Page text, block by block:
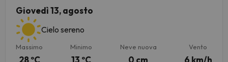
Giovedì 13, agosto
Cielo sereno
Massimo
28 ºC
Minimo
13 ºC
Neve nuova
0 cm
Vento
6 km/h